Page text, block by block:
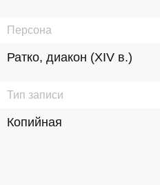
Персона
Ратко, диакон (XIV в.)
Тип записи
Копийная